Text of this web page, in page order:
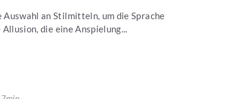
an Stilmitteln, um die Sprache
die eine Anspielung...